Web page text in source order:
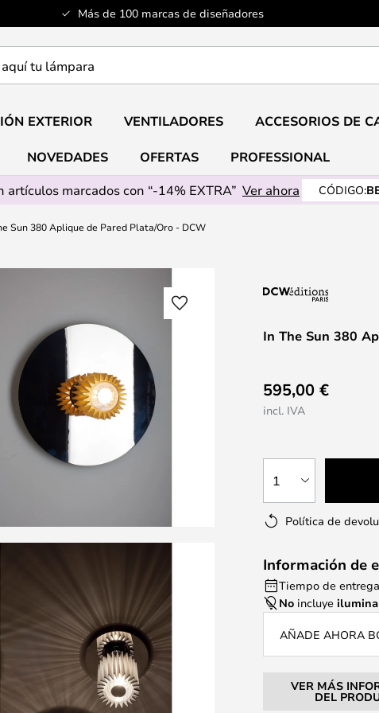
Más de 100 marcas de diseñadores
EXTERIOR VENTILADORES ACCESORIOS DE
NOVEDADES OFERTAS
PROFESSIONAL
artículos marcados con “-14% EXTRA” Ver ahora CÓDIGO:
Sun 380 Aplique de Pared Plata/Oro - DCW
In The Sun 380
595,00 €
incl. IVA
1
Política de
Información de
Tiempo de
No incluye
AÑADE AHORA
VER MÁS
DEL